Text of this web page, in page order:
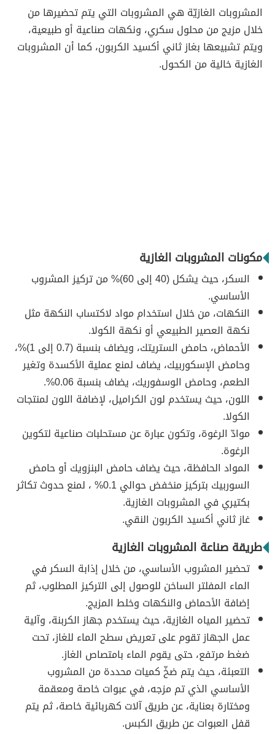
المشروبات الغازيّة هي المشروبات التي يتم تحضيرها من
خلال مزيج من محلول سكري، ونكهات صناعية أو طبيعية،
ويتم تشبيعها بغاز ثاني أكسيد الكربون، كما أن المشروبات
الغازية خالية من الكحول.
مكونات المشروبات الغازية
السكر، حيث يشكل (40 إلى 60)% من تركيز المشروب
الأساسي.
النكهات، من خلال استخدام مواد لاكتساب النكهة مثل
نكهة العصير الطبيعي أو نكهة الكولا.
الأحماض، حامض الستريتك، ويضاف بنسبة (0.7 إلى 1)%،
وحامض الإسكوربيك، يضاف لمنع عملية الأكسدة وتغير
الطعم، وحامض الوسفوريك، يضاف بنسبة 0.06%.
اللون، حيث يستخدم لون الكراميل، لإضافة اللون لمنتجات
الكولا.
موادّ الرغوة، وتكون عبارة عن مستحلبات صناعية لتكوين
الرغوة.
المواد الحافظة، حيث يضاف حامض البنزويك أو حامض
السوربيك بتركيز منخفض حوالي 0.1% ، لمنع حدوث تكاثر
بكتيري في المشروبات الغازية.
غاز ثاني أكسيد الكربون النقي.
طريقة صناعة المشروبات الغازية
تحضير المشروب الأساسي، من خلال إذابة السكر في
الماء المفلتر الساخن للوصول إلى التركيز المطلوب، ثم
إضافة الأحماض والنكهات وخلط المزيج.
تحضير المياه الغازية، حيث يستخدم جهاز الكربنة، وآلية
عمل الجهاز تقوم على تعريض سطح الماء للغاز، تحت
ضغط مرتفع، حتى يقوم الماء بامتصاص الغاز.
التعبئة، حيث يتم ضخّ كميات محددة من المشروب
الأساسي الذي تم مزجه، في عبوات خاصة ومعقمة
ومختارة بعناية، عن طريق آلات كهربائية خاصة، ثم يتم
قفل العبوات عن طريق الكبس.